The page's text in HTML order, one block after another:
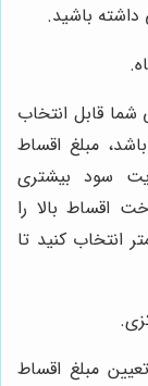
شما قابل انتخاب
مبلغ اقساط
سود بیشتری
اقساط بالا را
انتخاب کنید تا
مبلغ اقساط